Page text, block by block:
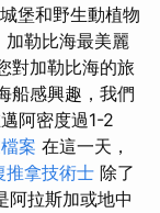
堡和野生動植物
加勒比海最美麗
對加勒比海的旅
船感興趣，我們
阿密度過1-2
案 在這一天，
推拿技術士 除了
阿拉斯加或地中